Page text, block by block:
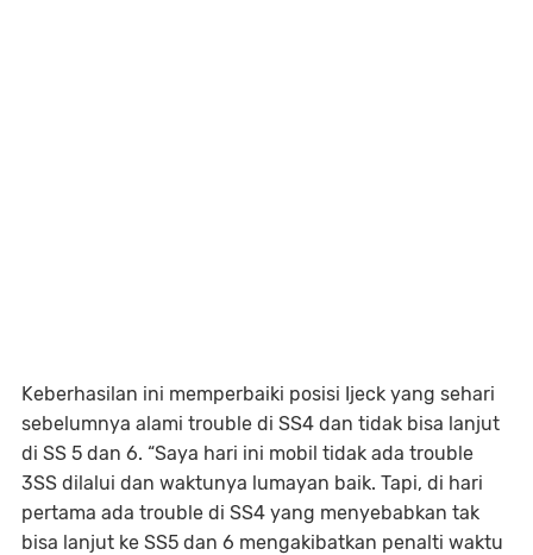
Keberhasilan ini memperbaiki posisi Ijeck yang sehari
sebelumnya alami trouble di SS4 dan tidak bisa lanjut
di SS 5 dan 6. “Saya hari ini mobil tidak ada trouble
3SS dilalui dan waktunya lumayan baik. Tapi, di hari
pertama ada trouble di SS4 yang menyebabkan tak
bisa lanjut ke SS5 dan 6 mengakibatkan penalti waktu